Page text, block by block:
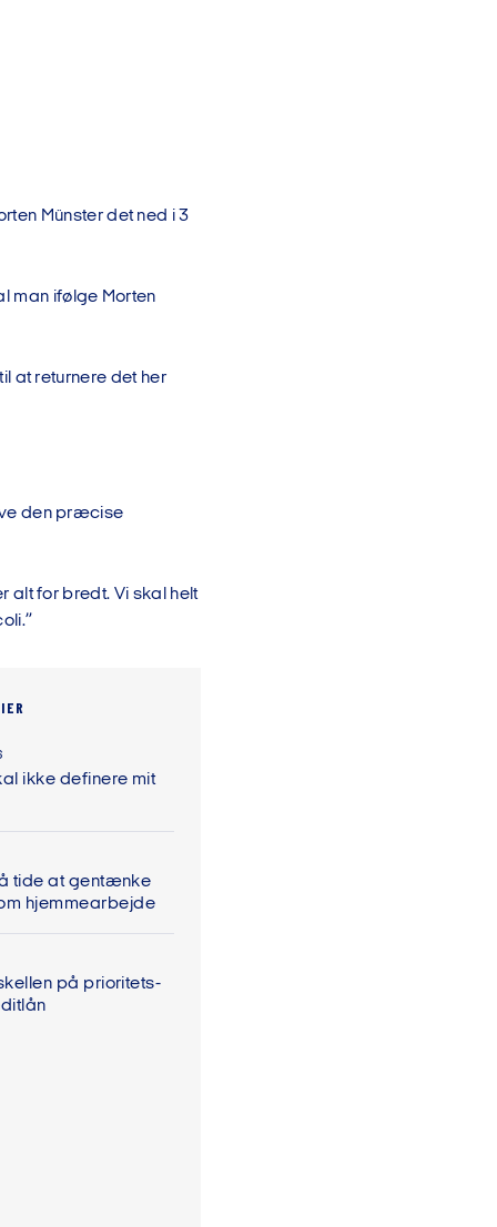
Münster det ned i 3
man ifølge Morten
at returnere det her
den præcise
alt for bredt. Vi skal helt
ikke definere mit
tide at gentænke
hjemmearbejde
på prioritets-